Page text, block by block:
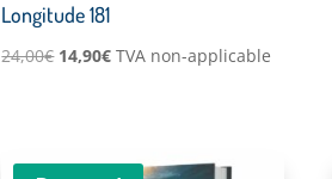
Longitude 181
24,00€ Le
14,90€Le
TVA non-applicable